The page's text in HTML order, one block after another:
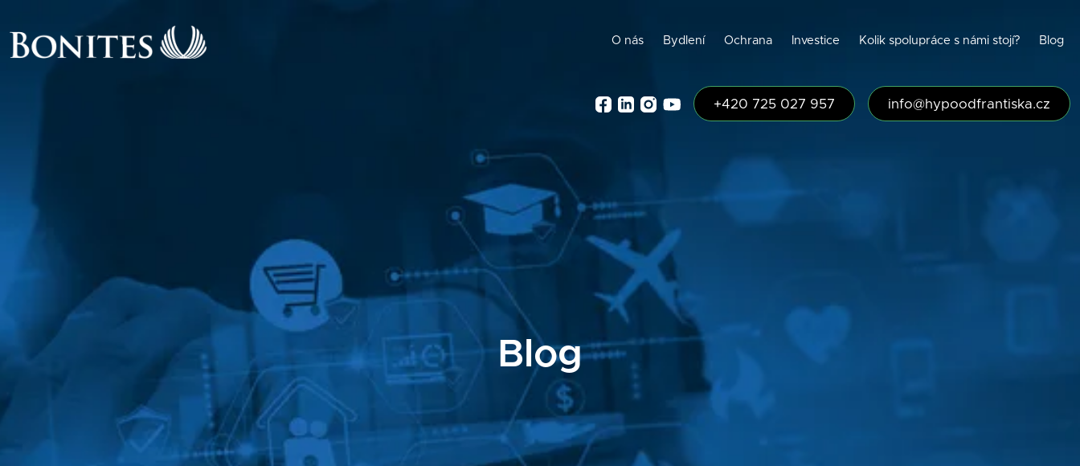
O nás Bydlení Ochrana Investice Kolik spolupráce s námi stojí? Blog
+420 725 027 957 info@hypoodfrantiska.cz
Blog